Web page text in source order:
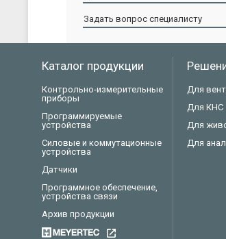
Задать вопрос специалисту
Каталог продукции
Контрольно-измерительные
приборы
Программируемые
устройства
Силовые и коммутационные
устройства
Датчики
Программное обеспечение,
устройства связи
Архив продукции
Для
Для КНС
Для
Для